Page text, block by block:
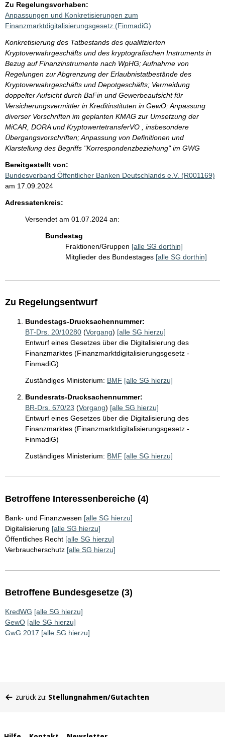
Zu Regelungsvorhaben:
Anpassungen und Konkretisierungen zum
Finanzmarktdigitalisierungsgesetz (FinmadiG)
Konkretisierung des Tatbestands des qualifizierten
Kryptoverwahrgeschäfts und des kryptografischen Instruments in
Bezug auf Finanzinstrumente nach WpHG; Aufnahme von
Regelungen zur Abgrenzung der Erlaubnistatbestände des
Kryptoverwahrgeschäfts und Depotgeschäfts; Vermeidung
doppelter Aufsicht durch BaFin und Gewerbeaufsicht für
Versicherungsvermittler in Kreditinstituten in GewO; Anpassung
diverser Vorschriften im geplanten KMAG zur Umsetzung der
MiCAR, DORA und KryptowertetransferVO , insbesondere
Übergangsvorschriften; Anpassung von Definitionen und
Klarstellung des Begriffs "Korrespondenzbeziehung" im GWG
Bereitgestellt von:
Bundesverband Öffentlicher Banken Deutschlands e.V. (R001169)
am 17.09.2024
Adressatenkreis:
Versendet am 01.07.2024 an:
Bundestag
Fraktionen/Gruppen [alle SG dorthin]
Mitglieder des Bundestages [alle SG dorthin]
Zu Regelungsentwurf
Bundestags-Drucksachennummer:
BT-Drs. 20/10280 (Vorgang) [alle SG hierzu]
Entwurf eines Gesetzes über die Digitalisierung des
Finanzmarktes (Finanzmarktdigitalisierungsgesetz -
FinmadiG)
Zuständiges Ministerium: BMF [alle SG hierzu]
Bundesrats-Drucksachennummer:
BR-Drs. 670/23 (Vorgang) [alle SG hierzu]
Entwurf eines Gesetzes über die Digitalisierung des
Finanzmarktes (Finanzmarktdigitalisierungsgesetz -
FinmadiG)
Zuständiges Ministerium: BMF [alle SG hierzu]
Betroffene Interessenbereiche (4)
Bank- und Finanzwesen [alle SG hierzu]
Digitalisierung [alle SG hierzu]
Öffentliches Recht [alle SG hierzu]
Verbraucherschutz [alle SG hierzu]
Betroffene Bundesgesetze (3)
KredWG [alle SG hierzu]
GewO [alle SG hierzu]
GwG 2017 [alle SG hierzu]
befinden
zurück zu: Stellungnahmen/Gutachten